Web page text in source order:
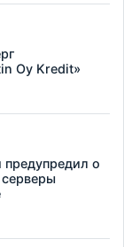
Oy Kredit»
предупредил о